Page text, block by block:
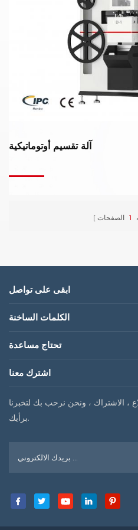
آلة تقسيم أوتوماتيكية
1 الصفحات
ابقى على تواصل
الكلمات الساخنة
تحتاج مساعدة
اشترك معنا
، الاشتراك ، ونحن نرحب بك لتخبرنا
برأيك.